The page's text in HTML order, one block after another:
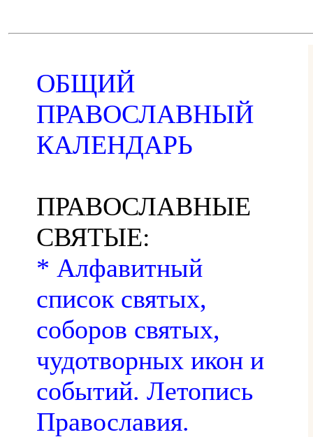
ОБЩИЙ
ПРАВОСЛАВНЫЙ
КАЛЕНДАРЬ
ПРАВОСЛАВНЫЕ
СВЯТЫЕ:
* Алфавитный
список святых,
соборов святых,
чудотворных икон и
событий. Летопись
Православия.